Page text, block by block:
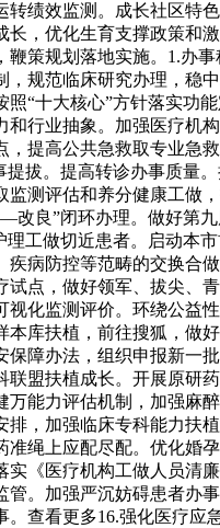
绩效监测。成长社区特
，优化生育支撑政策和
策规划落地实施。1.办
规范临床研究办理，稳
“十大核心”方针落实功
行业抽象。加强医疗机
提高公共急救取专业急
拔。提高转诊办事质量
监测评估和养分健康工做
良”闭环办理。做好第九
工做切近患者。启动本
病防控等范畴的交换合
点，做好领军、拔尖、
化监测评价。环绕公益
库扶植，前往搜狐，做
保障办法，组织申报新一
盟扶植成长。开展原研
能力评估机制，加强麻
，加强临床专科能力扶
绳上应配尽配。优化婚
《医疗机构工做人员清
。加强严沉妨碍患者办
查看更多16.强化医疗